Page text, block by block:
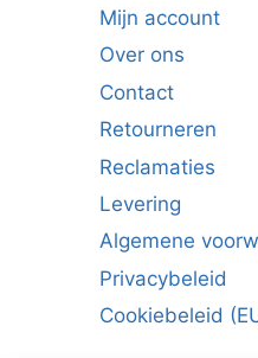
Mijn account
Over ons
Contact
Retourneren
Reclamaties
Levering
Algemene
Privacybeleid
Cookiebeleid